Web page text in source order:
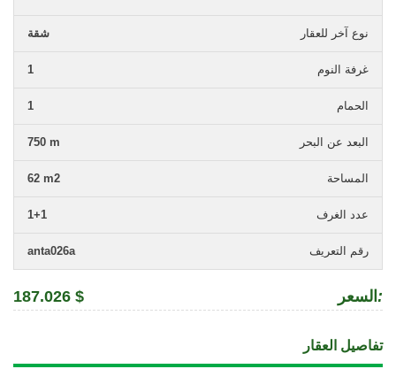
نوع آخر للعقار شقة
غرفة النوم 1
الحمام 1
البعد عن البحر 750 m
المساحة 62 m2
عدد الغرف 1+1
رقم التعريف anta026a
السعر :
187.026 $
تفاصيل العقار